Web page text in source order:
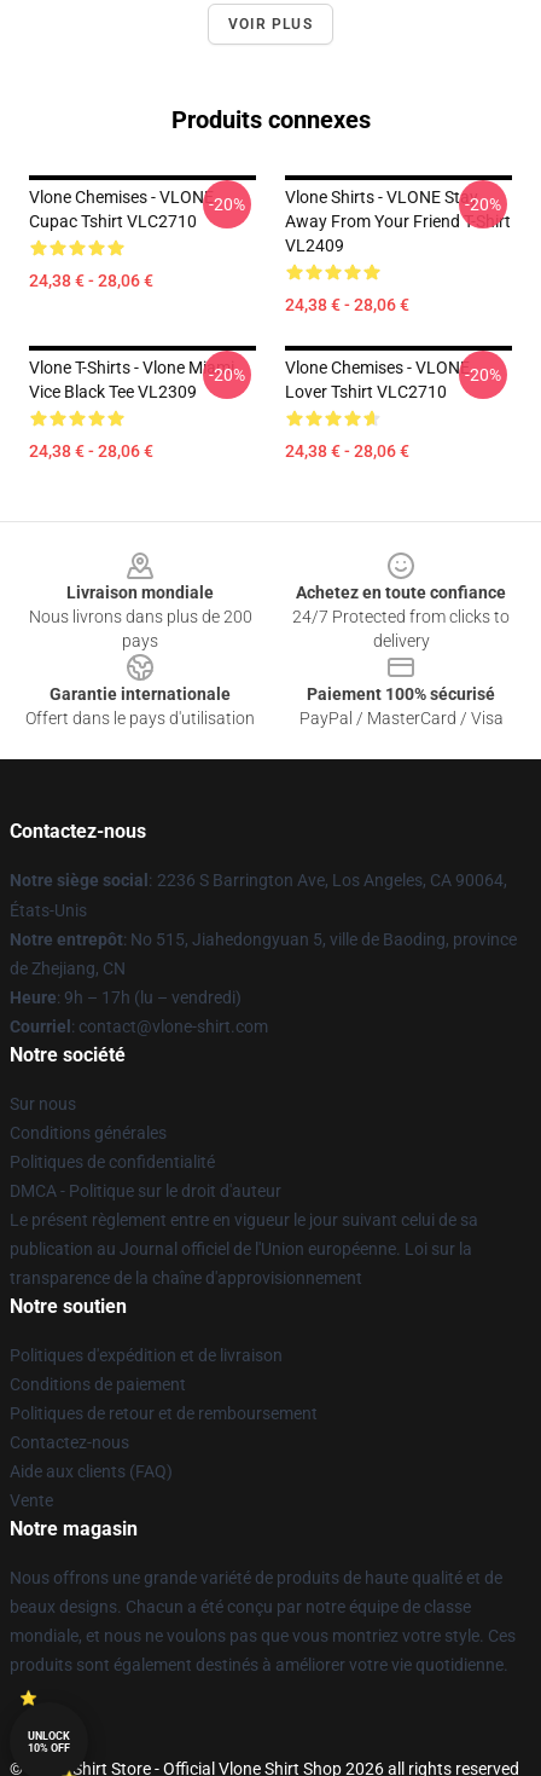
VOIR PLUS
Produits connexes
Vlone Chemises - VLONE
Cupac Tshirt VLC2710
24,38 € - 28,06 €
-20%
Vlone Shirts - VLONE Stay
Away From Your Friend T-Shirt
VL2409
24,38 € - 28,06 €
-20%
Vlone T-Shirts - Vlone Miami
Vice Black Tee VL2309
24,38 € - 28,06 €
-20%
Vlone Chemises - VLONE
Lover Tshirt VLC2710
24,38 € - 28,06 €
-20%
Livraison mondiale
Nous livrons dans plus de 200
pays
Achetez en toute confiance
24/7 Protected from clicks to
delivery
Garantie internationale
Offert dans le pays d'utilisation
Paiement 100% sécurisé
PayPal / MasterCard / Visa
Contactez-nous
Notre siège social : 2236 S Barrington Ave, Los Angeles, CA 90064,
États-Unis
Notre entrepôt: No 515, Jiahedongyuan 5, ville de Baoding, province
de Zhejiang, CN
Heure: 9h – 17h (lu – vendredi)
Courriel : contact@vlone-shirt.com
Notre société
Sur nous
Conditions générales
Politiques de confidentialité
DMCA - Politique sur le droit d'auteur
Le présent règlement entre en vigueur le jour suivant celui de sa
publication au Journal officiel de l'Union européenne. Loi sur la
transparence de la chaîne d'approvisionnement
Notre soutien
Politiques d'expédition et de livraison
Conditions de paiement
Politiques de retour et de remboursement
Contactez-nous
Aide aux clients (FAQ)
Vente
Notre magasin
Nous offrons une grande variété de produits de haute qualité et de
beaux designs. Chacun a été conçu par notre équipe de classe
mondiale, et nous ne voulons pas que vous montriez votre style. Ces
produits sont également destinés à améliorer votre vie quotidienne.
© Vlone Shirt Store - Official Vlone Shirt Shop 2026 all rights reserved
UNLOCK
10% OFF